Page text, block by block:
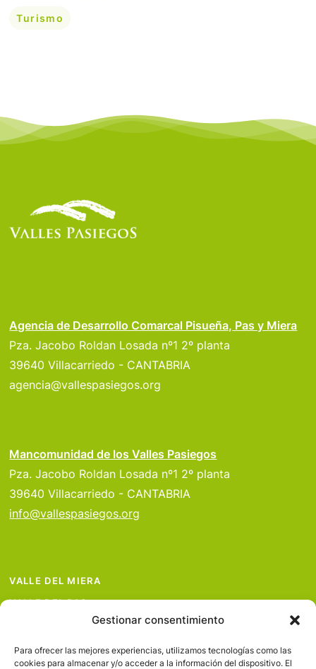
Gestionar consentimiento
Para ofrecer las mejores experiencias, utilizamos tecnologías como las
cookies para almacenar y/o acceder a la información del dispositivo. El
Turismo
Agencia de Desarrollo Comarcal Pisueña, Pas y Miera
Pza. Jacobo Roldan Losada nº1 2º planta
39640 Villacarriedo - CANTABRIA
agencia@vallespasiegos.org
Mancomunidad de los Valles Pasiegos
Pza. Jacobo Roldan Losada nº1 2º planta
39640 Villacarriedo - CANTABRIA
info@vallespasiegos.org
VALLE DEL MIERA
VALLE DEL PAS
VALLE DEL PISUEÑA
PROYECTOS